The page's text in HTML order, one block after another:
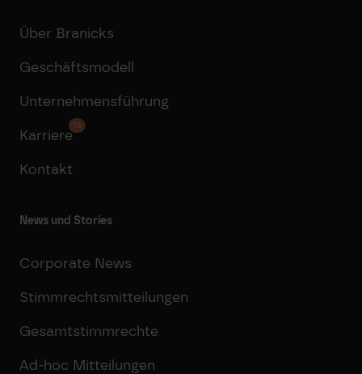
Über Branicks
Geschäftsmodell
Unternehmensführung
Karriere
16
Kontakt
News und Stories
Corporate News
Stimmrechtsmitteilungen
Gesamtstimmrechte
Ad-hoc Mitteilungen